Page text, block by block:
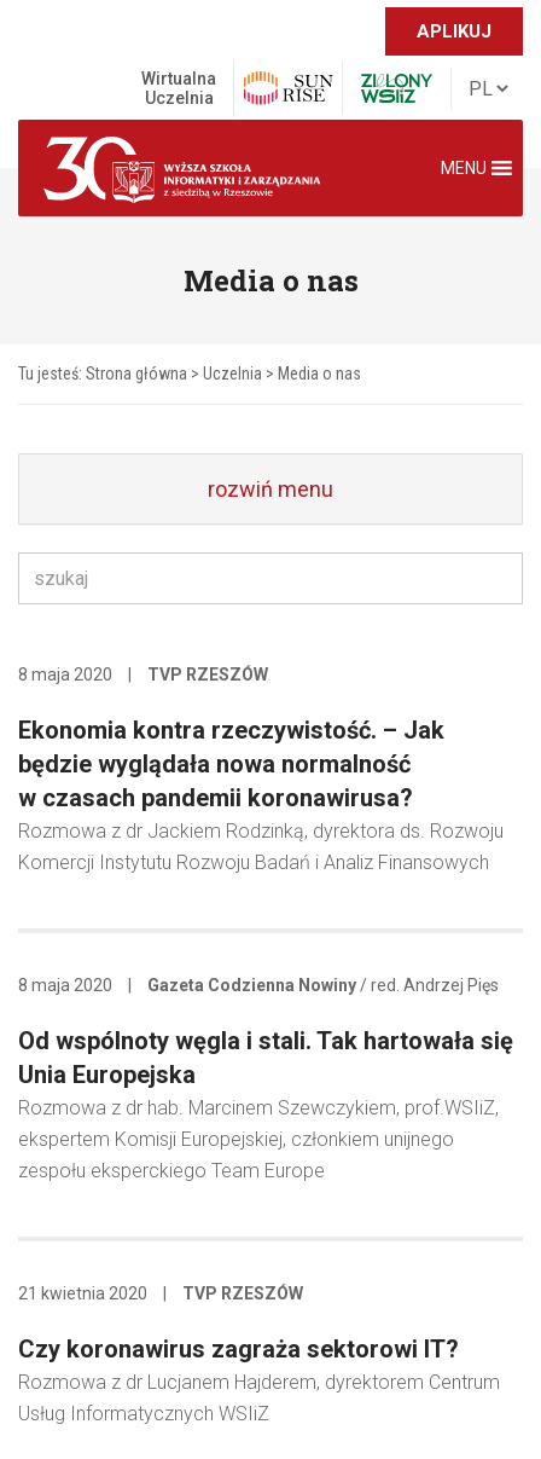
APLIKUJ
Wirtualna
Uczelnia
MENU
Media o nas
Tu jesteś: Strona główna > Uczelnia > Media o nas
rozwiń menu
8 maja 2020 TVP RZESZÓW
Ekonomia kontra rzeczywistość. – Jak
będzie wyglądała nowa normalność
w czasach pandemii koronawirusa?
Rozmowa z dr Jackiem Rodzinką, dyrektora ds. Rozwoju
Komercji Instytutu Rozwoju Badań i Analiz Finansowych
8 maja 2020 Gazeta Codzienna Nowiny / red. Andrzej Pięs
Od wspólnoty węgla i stali. Tak hartowała się
Unia Europejska
Rozmowa z dr hab. Marcinem Szewczykiem, prof.WSIiZ,
ekspertem Komisji Europejskiej, członkiem unijnego
zespołu eksperckiego Team Europe
21 kwietnia 2020 TVP RZESZÓW
Czy koronawirus zagraża sektorowi IT?
Rozmowa z dr Lucjanem Hajderem, dyrektorem Centrum
Usług Informatycznych WSIiZ